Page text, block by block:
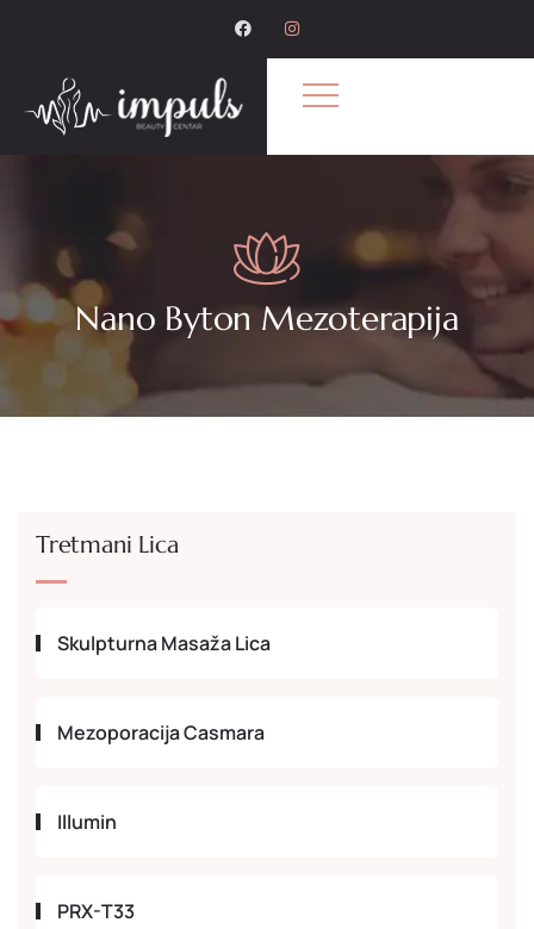
Nano Byton Mezoterapija
Tretmani Lica
Skulpturna Masaža Lica
Mezoporacija Casmara
Illumin
PRX-T33